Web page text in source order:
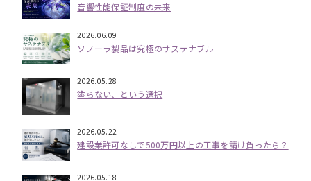
音響性能保証制度の未来
2026.06.09
ソノーラ製品は究極のサステナブル
2026.05.28
塗らない、という選択
2026.05.22
建設業許可なしで500万円以上の工事を請け負ったら？
2026.05.18